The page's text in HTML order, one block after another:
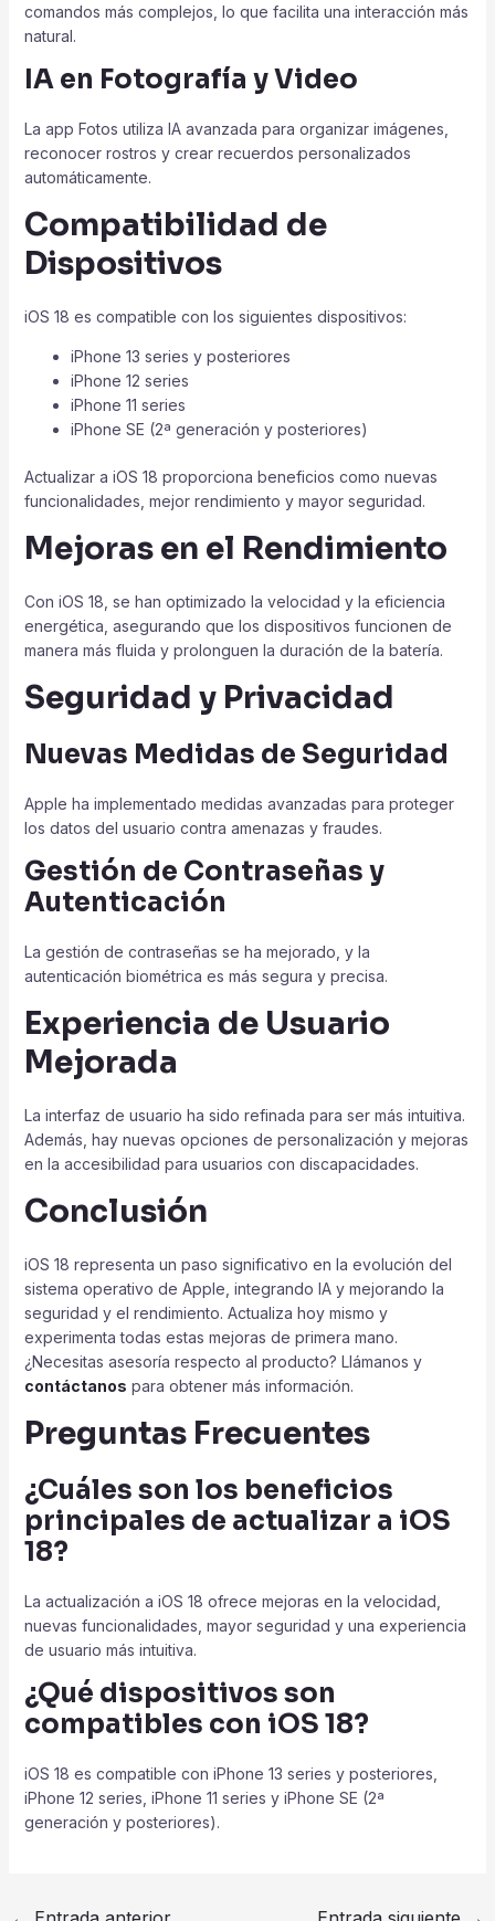
comandos más complejos, lo que facilita una interacción más
natural.
IA en Fotografía y Video
La app Fotos utiliza IA avanzada para organizar imágenes,
reconocer rostros y crear recuerdos personalizados
automáticamente.
Compatibilidad de
Dispositivos
iOS 18 es compatible con los siguientes dispositivos:
iPhone 13 series y posteriores
iPhone 12 series
iPhone 11 series
iPhone SE (2ª generación y posteriores)
Actualizar a iOS 18 proporciona beneficios como nuevas
funcionalidades, mejor rendimiento y mayor seguridad.
Mejoras en el Rendimiento
Con iOS 18, se han optimizado la velocidad y la eficiencia
energética, asegurando que los dispositivos funcionen de
manera más fluida y prolonguen la duración de la batería.
Seguridad y Privacidad
Nuevas Medidas de Seguridad
Apple ha implementado medidas avanzadas para proteger
los datos del usuario contra amenazas y fraudes.
Gestión de Contraseñas y
Autenticación
La gestión de contraseñas se ha mejorado, y la
autenticación biométrica es más segura y precisa.
Experiencia de Usuario
Mejorada
La interfaz de usuario ha sido refinada para ser más intuitiva.
Además, hay nuevas opciones de personalización y mejoras
en la accesibilidad para usuarios con discapacidades.
Conclusión
iOS 18 representa un paso significativo en la evolución del
sistema operativo de Apple, integrando IA y mejorando la
seguridad y el rendimiento. Actualiza hoy mismo y
experimenta todas estas mejoras de primera mano.
¿Necesitas asesoría respecto al producto? Llámanos y
contáctanos para obtener más información.
Preguntas Frecuentes
¿Cuáles son los beneficios
principales de actualizar a iOS
18?
La actualización a iOS 18 ofrece mejoras en la velocidad,
nuevas funcionalidades, mayor seguridad y una experiencia
de usuario más intuitiva.
¿Qué dispositivos son
compatibles con iOS 18?
iOS 18 es compatible con iPhone 13 series y posteriores,
iPhone 12 series, iPhone 11 series y iPhone SE (2ª
generación y posteriores).
Navegación